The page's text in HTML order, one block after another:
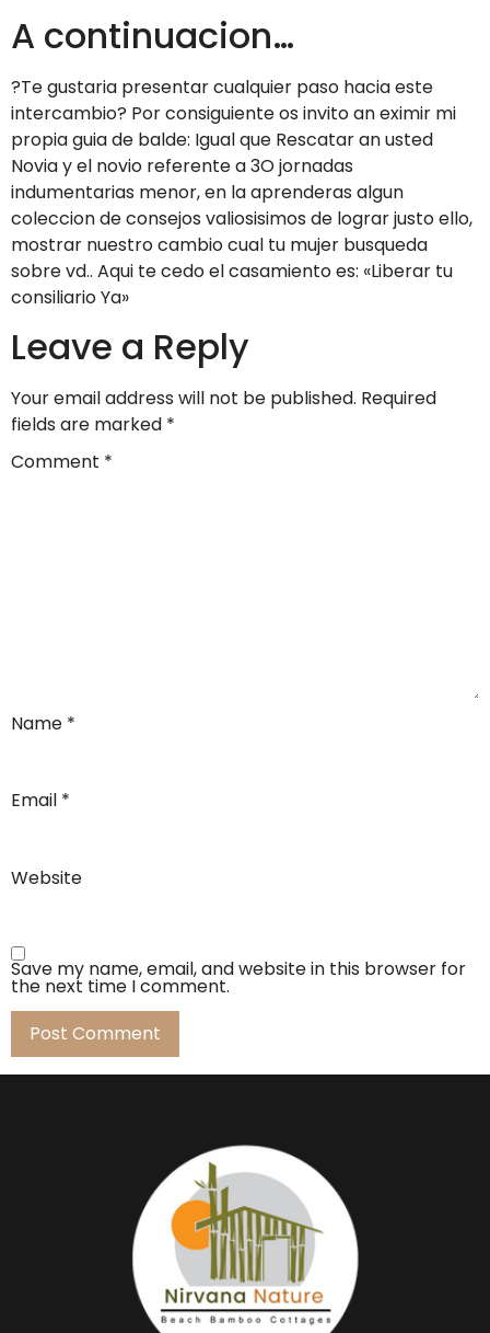
A continuacion…
?Te gustaria presentar cualquier paso hacia este
intercambio? Por consiguiente os invito an eximir mi
propia guia de balde: Igual que Rescatar an usted
Novia y el novio referente a 3O jornadas
indumentarias menor, en la aprenderas algun
coleccion de consejos valiosisimos de lograr justo ello,
mostrar nuestro cambio cual tu mujer busqueda
sobre vd.. Aqui te cedo el casamiento es: «Liberar tu
consiliario Ya»
Leave a Reply
Your email address will not be published. Required
fields are marked *
Comment *
Name *
Email *
Website
Save my name, email, and website in this browser for
the next time I comment.